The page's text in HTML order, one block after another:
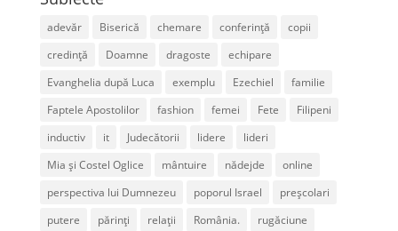
adevăr Biserică chemare conferință
copii
credință
Doamne dragoste
echipare
Evanghelia după Luca
exemplu Ezechiel
familie
Faptele Apostolilor
fashion femei Fete
Filipeni
inductiv
it Judecătorii lidere
lideri
Mia și Costel Oglice
mântuire nădejde
online
perspectiva lui Dumnezeu
poporul Israel
preșcolari
putere
părinți relații România.
rugăciune